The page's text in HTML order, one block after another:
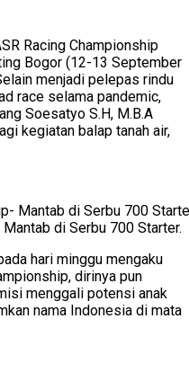
Racing Championship
Bogor (12-13 September
menjadi pelepas rindu
race selama pandemic,
Soesatyo S.H, M.B.A
kegiatan balap tanah air,
di Serbu 700 Starter.
hari minggu mengaku
dirinya pun
menggali potensi anak
nama Indonesia di mata